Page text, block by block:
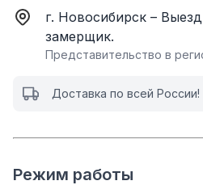
г. Новосибирск –
замерщик.
Представительство в
Доставка по всей России!
Режим работы